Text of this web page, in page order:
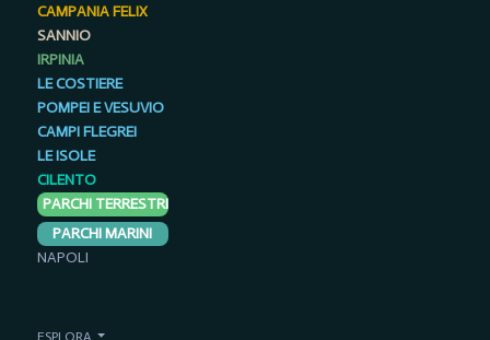
CAMPANIA FELIX
SANNIO
IRPINIA
LE COSTIERE
POMPEI E VESUVIO
CAMPI FLEGREI
LE ISOLE
CILENTO
PARCHI TERRESTRI
PARCHI MARINI
NAPOLI
ESPLORA